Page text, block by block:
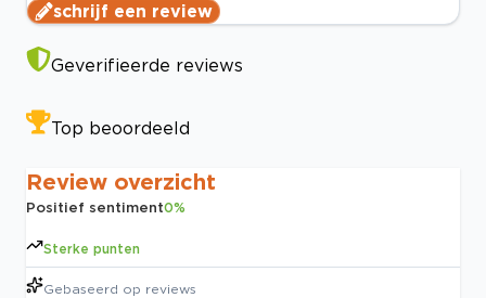
schrijf een review
Geverifieerde reviews
Top beoordeeld
Review overzicht
Positief sentiment0%
Sterke punten
Gebaseerd op reviews